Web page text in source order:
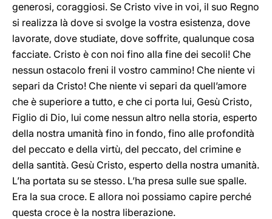
generosi, coraggiosi. Se Cristo vive in voi, il suo Regno
si realizza là dove si svolge la vostra esistenza, dove
lavorate, dove studiate, dove soffrite, qualunque cosa
facciate. Cristo è con noi fino alla fine dei secoli! Che
nessun ostacolo freni il vostro cammino! Che niente vi
separi da Cristo! Che niente vi separi da quell’amore
che è superiore a tutto, e che ci porta lui, Gesù Cristo,
Figlio di Dio, lui come nessun altro nella storia, esperto
della nostra umanità fino in fondo, fino alle profondità
del peccato e della virtù, del peccato, del crimine e
della santità. Gesù Cristo, esperto della nostra umanità.
L’ha portata su se stesso. L’ha presa sulle sue spalle.
Era la sua croce. E allora noi possiamo capire perché
questa croce è la nostra liberazione.